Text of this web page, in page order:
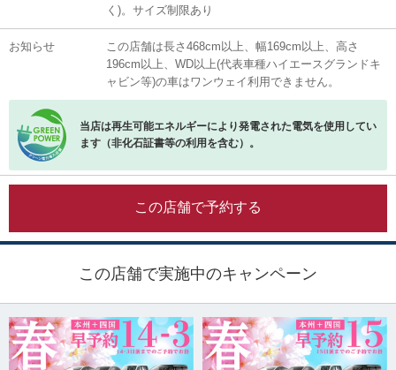
く)。サイズ制限あり
お知らせ
この店舗は長さ468cm以上、幅169cm以上、高さ
196cm以上、WD以上(代表車種ハイエースグランドキ
ャビン等)の車はワンウェイ利用できません。
当店は再生可能エネルギーにより発電された電気を使用してい
ます（非化石証書等の利用を含む）。
この店舗で予約する
この店舗で実施中のキャンペーン